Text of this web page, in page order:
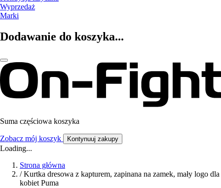
Wyprzedaż
Marki
Dodawanie do koszyka...
Suma częściowa koszyka
Zobacz mój koszyk Kontynuuj zakupy
Loading...
Strona główna
/ Kurtka dresowa z kapturem, zapinana na zamek, mały logo dla
kobiet Puma